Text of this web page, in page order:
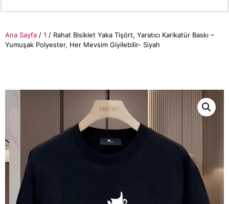
Ana Sayfa / 1 / Rahat Bisiklet Yaka Tişört, Yaratıcı Karikatür Baskı –
Yumuşak Polyester, Her Mevsim Giyilebilir- Siyah